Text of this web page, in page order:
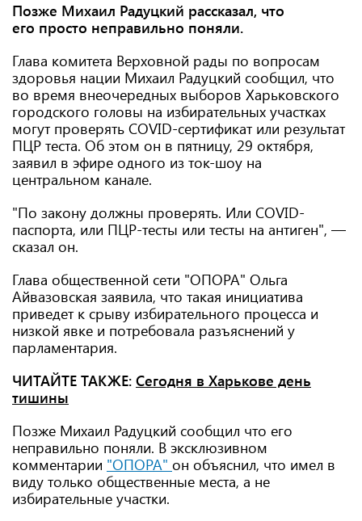
Позже Михаил Радуцкий рассказал, что
его просто неправильно поняли.
Глава комитета Верховной рады по вопросам
здоровья нации Михаил Радуцкий сообщил, что
во время внеочередных выборов Харьковского
городского головы на избирательных участках
могут проверять COVID-сертификат или результат
ПЦР теста. Об этом он в пятницу, 29 октября,
заявил в эфире одного из ток-шоу на
центральном канале.
"По закону должны проверять. Или COVID-
паспорта, или ПЦР-тесты или тесты на антиген", —
сказал он.
Глава общественной сети "ОПОРА" Ольга
Айвазовская заявила, что такая инициатива
приведет к срыву избирательного процесса и
низкой явке и потребовала разъяснений у
парламентария.
ЧИТАЙТЕ ТАКЖЕ: Сегодня в Харькове день
тишины
Позже Михаил Радуцкий сообщил что его
неправильно поняли. В эксклюзивном
комментарии "ОПОРА" он объяснил, что имел в
виду только общественные места, а не
избирательные участки.